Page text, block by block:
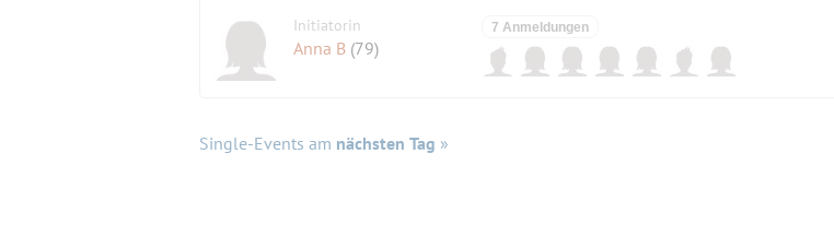
Initiatorin
Anna B (79)
7 Anmeldungen
Single-Events am nächsten Tag »